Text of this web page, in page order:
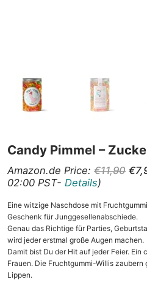
Candy Pimmel –
Amazon.de Price: €11,90 €
02:00 PST- Details)
Eine witzige Naschdose mit
Geschenk für Junggesellenabschiede.
Genau das Richtige für Parties,
wird jeder erstmal große Augen machen.
Damit bist Du der Hit auf jeder Feier.
Frauen. Die Fruchtgummi-Willis
Lippen.